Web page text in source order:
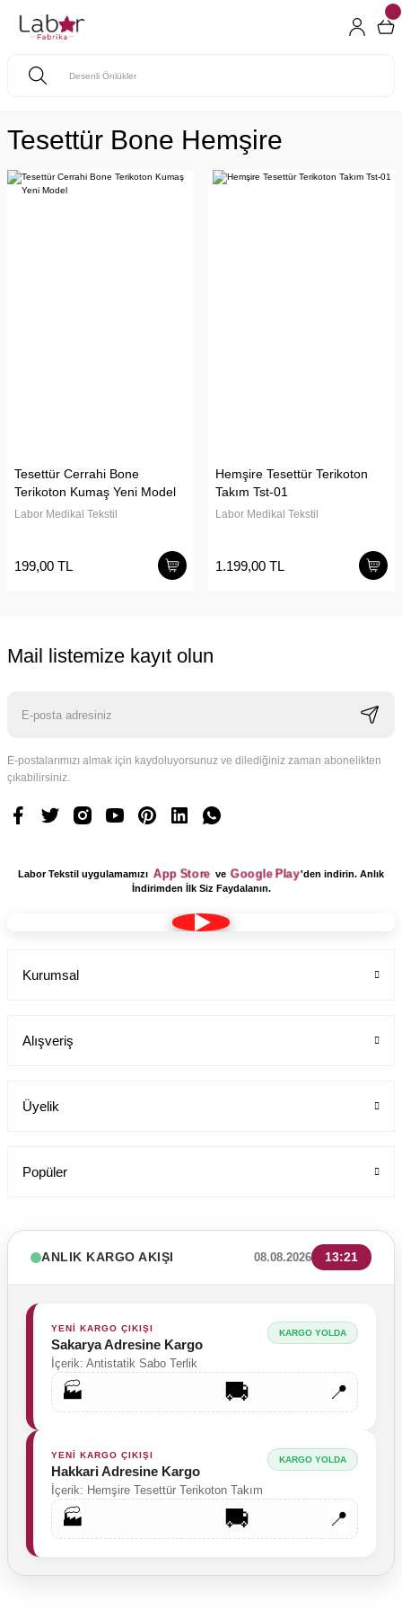
Tesettür Bone Hemşire
Tesettür Cerrahi Bone
Terikoton Kumaş Yeni Model
Labor Medikal Tekstil
199,00 TL
Hemşire Tesettür Terikoton
Takım Tst-01
Labor Medikal Tekstil
1.199,00 TL
Mail listemize kayıt olun
E-postalarımızı almak için kaydoluyorsunuz ve dilediğiniz zaman abonelikten
çıkabilirsiniz.
Labor Tekstil uygulamamızı App Store ve Google Play'den indirin. Anlık
İndirimden İlk Siz Faydalanın.
Kurumsal
Alışveriş
Üyelik
Popüler
ANLIK KARGO AKIŞI 08.08.2026 13:21
YENİ KARGO ÇIKIŞI
Sakarya Adresine Kargo
İçerik: Antistatik Sabo Terlik
KARGO YOLDA
🏭 🚚 📍
YENİ KARGO ÇIKIŞI
Hakkari Adresine Kargo
İçerik: Hemşire Tesettür Terikoton Takım
KARGO YOLDA
🏭 🚚 📍